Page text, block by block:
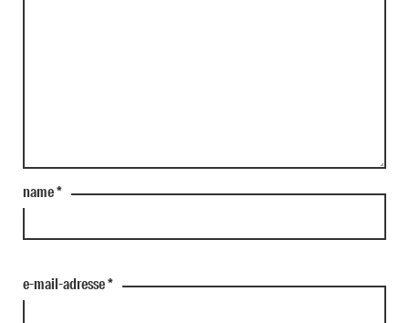
name*
e-mail-adresse*